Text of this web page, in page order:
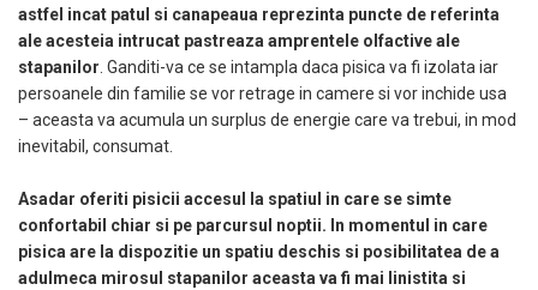
astfel incat patul si canapeaua reprezinta puncte de referinta
ale acesteia intrucat pastreaza amprentele olfactive ale
stapanilor. Ganditi-va ce se intampla daca pisica va fi izolata iar
persoanele din familie se vor retrage in camere si vor inchide usa
– aceasta va acumula un surplus de energie care va trebui, in mod
inevitabil, consumat.
Asadar oferiti pisicii accesul la spatiul in care se simte
confortabil chiar si pe parcursul noptii. In momentul in care
pisica are la dispozitie un spatiu deschis si posibilitatea de a
adulmeca mirosul stapanilor aceasta va fi mai linistita si